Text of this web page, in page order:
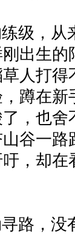
级，从
出生
人打
蹲在
，也
谷一
，却
路，没